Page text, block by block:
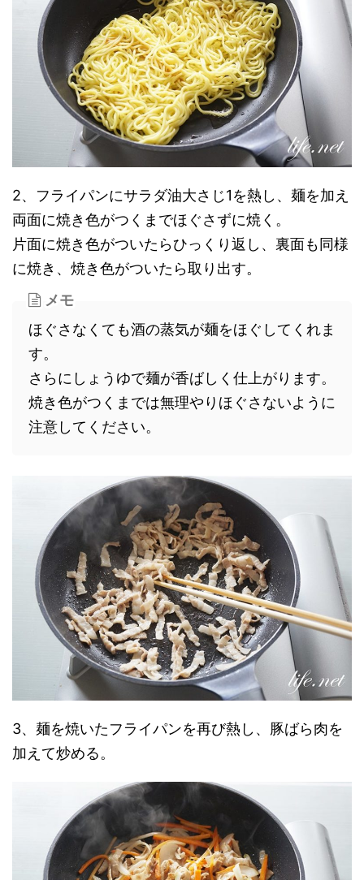
2、フライパンにサラダ油大さじ1を熱し、麺を加え
両面に焼き色がつくまでほぐさずに焼く。
片面に焼き色がついたらひっくり返し、裏面も同様
に焼き、焼き色がついたら取り出す。
メモ
ほぐさなくても酒の蒸気が麺をほぐしてくれま
す。
さらにしょうゆで麺が香ばしく仕上がります。
焼き色がつくまでは無理やりほぐさないように
注意してください。
3、麺を焼いたフライパンを再び熱し、豚ばら肉を
加えて炒める。